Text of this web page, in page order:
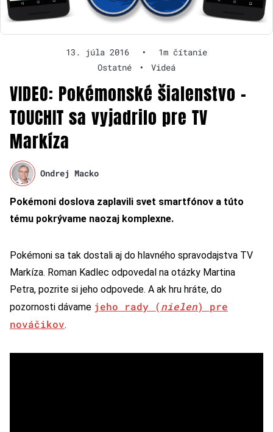
13. júla 2016 •
1m čítanie
Ostatné
• Videá
VIDEO: Pokémonské šialenstvo –
TOUCHIT sa vyjadrilo pre TV
Markíza
Ondrej Macko
Pokémoni doslova zaplavili svet smartfónov a túto
tému pokrývame naozaj komplexne.
Pokémoni sa tak dostali aj do hlavného spravodajstva TV
Markíza. Roman Kadlec odpovedal na otázky Martina
Petra, pozrite si jeho odpovede. A ak hru hráte, do
pozornosti dávame jeho rady (nielen) pre
nováčikov.